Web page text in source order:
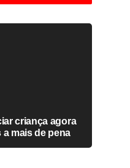
criança agora
mais de pena